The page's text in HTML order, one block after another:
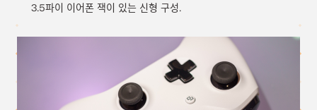
3.5파이 이어폰 잭이 있는 신형 구성.